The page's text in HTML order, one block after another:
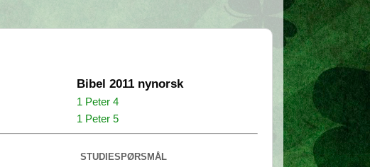
Bibel 2011 nynorsk
1 Peter 4
1 Peter 5
STUDIESPØRSMÅL